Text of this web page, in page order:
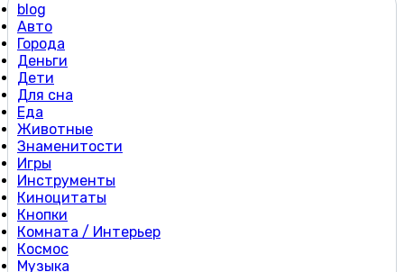
blog
Авто
Города
Деньги
Дети
Для сна
Еда
Животные
Знаменитости
Игры
Инструменты
Киноцитаты
Кнопки
Комната / Интерьер
Космос
Музыка